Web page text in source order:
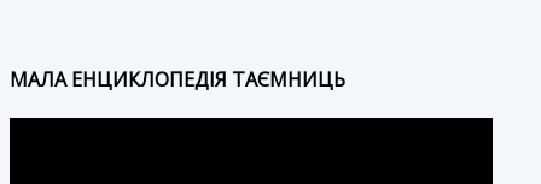
МАЛА ЕНЦИКЛОПЕДІЯ ТАЄМНИЦЬ